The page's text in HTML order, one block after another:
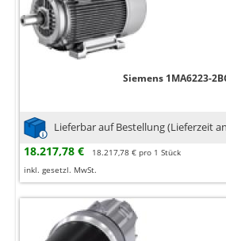
Siemens 1MA6223-
Lieferbar auf Bestellung (Lieferzeit
18.217,78 €
18.217,78 € pro 1 Stück
inkl. gesetzl. MwSt.